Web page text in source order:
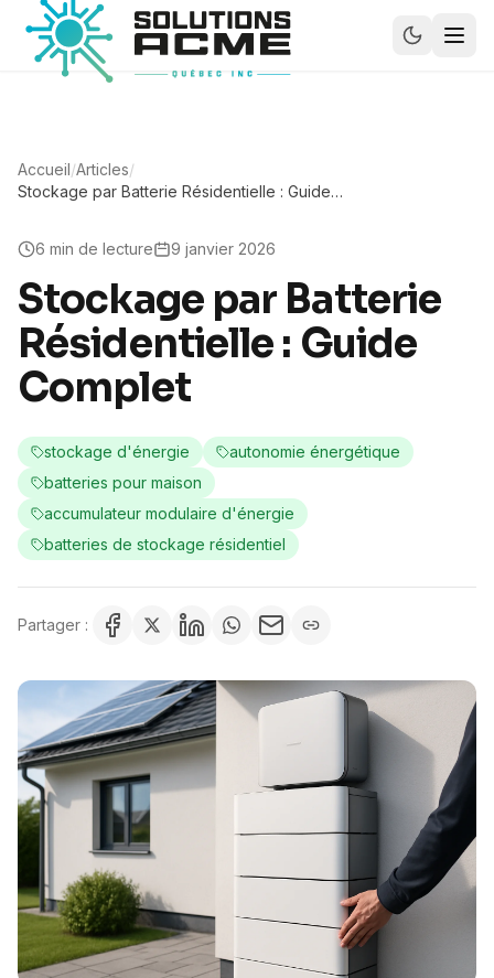
Accueil/Articles/
Stockage par Batterie Résidentielle : Guide
6 min de lecture 9 janvier 2026
Stockage par Batterie
Résidentielle : Guide
Complet
stockage d'énergie
autonomie énergétique
batteries pour maison
accumulateur modulaire d'énergie
batteries de stockage résidentiel
Partager :